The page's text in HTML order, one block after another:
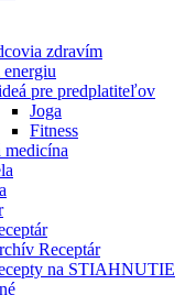
zdravím
pre predplatiteľov
Joga
Fitness
medicína
Receptár
na STIAHNUTIE